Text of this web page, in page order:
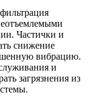
Частички и
снижение
вибрацию.
и
загрязнения из